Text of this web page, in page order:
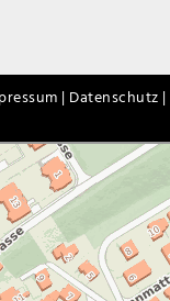
| Datenschutz |